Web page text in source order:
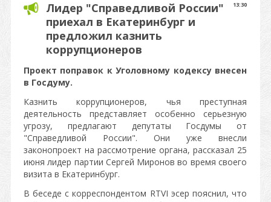
13:30
Лидер "Справедливой России"
приехал в Екатеринбург и
предложил казнить
коррупционеров
Проект поправок к Уголовному кодексу внесен
в Госдуму.
Казнить коррупционеров, чья преступная
деятельность представляет особенно серьезную
угрозу, предлагают депутаты Госдумы от
"Справедливой России". Они уже внесли
законопроект на рассмотрение органа, рассказал 25
июня лидер партии Сергей Миронов во время своего
визита в Екатеринбург.
В беседе с корреспондентом RTVI эсер пояснил, что